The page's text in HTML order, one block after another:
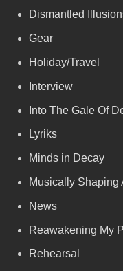
Dismantled
Gear
Holiday/Travel
Interview
Into The Gale Of
Lyriks
Minds in Decay
Musically Shaping
News
Reawakening My
Rehearsal